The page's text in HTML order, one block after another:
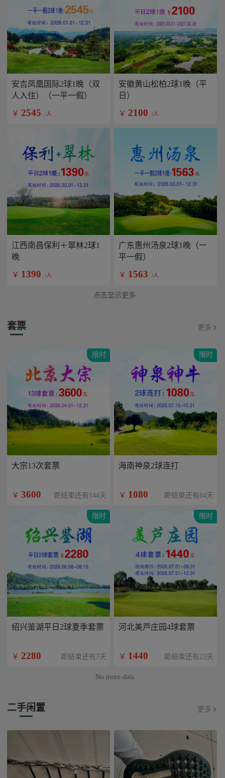
安吉凤凰国际2球1晚（双
人入住）（一平一假）
￥ 2545 /人
安徽黄山松柏2球1晚（平
日）
￥ 2100 /人
江西南昌保利＋翠林2球1
晚
￥ 1390 /人
广东惠州汤泉2球1晚（一
平一假）
￥ 1563 /人
点击显示更多
套票 更多
限时
大宗13次套票
￥ 3600 距结束还有144天
限时
海南神泉2球连打
￥ 1080 距结束还有84天
限时
绍兴鉴湖平日2球夏季套票
￥ 2280 距结束还有7天
限时
河北美芦庄园4球套票
￥ 1440 距结束还有23天
No more data
二手闲置 更多